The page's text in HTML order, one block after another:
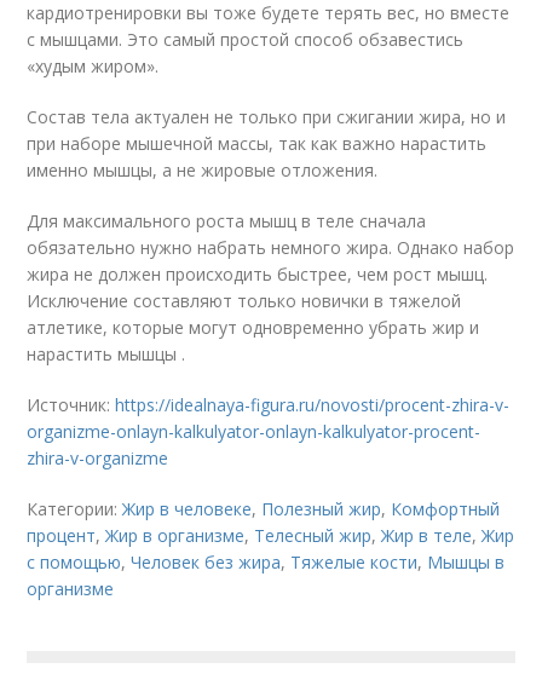
кардиотренировки вы тоже будете терять вес, но вместе
с мышцами. Это самый простой способ обзавестись
«худым жиром».
Состав тела актуален не только при сжигании жира, но и
при наборе мышечной массы, так как важно нарастить
именно мышцы, а не жировые отложения.
Для максимального роста мышц в теле сначала
обязательно нужно набрать немного жира. Однако набор
жира не должен происходить быстрее, чем рост мышц.
Исключение составляют только новички в тяжелой
атлетике, которые могут одновременно убрать жир и
нарастить мышцы .
Источник:https://idealnaya-figura.ru/novosti/procent-zhira-v-
organizme-onlayn-kalkulyator-onlayn-kalkulyator-procent-
zhira-v-organizme
Категории:Жир в человеке, Полезный жир, Комфортный
процент,Жир в организме, Телесный жир,Жир в теле,Жир
с помощью,Человек без жира, Тяжелые кости, Мышцы в
организме